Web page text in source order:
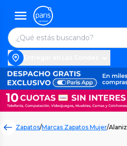
Zapatos/Marcas Zapatos Mujer/Alaniz